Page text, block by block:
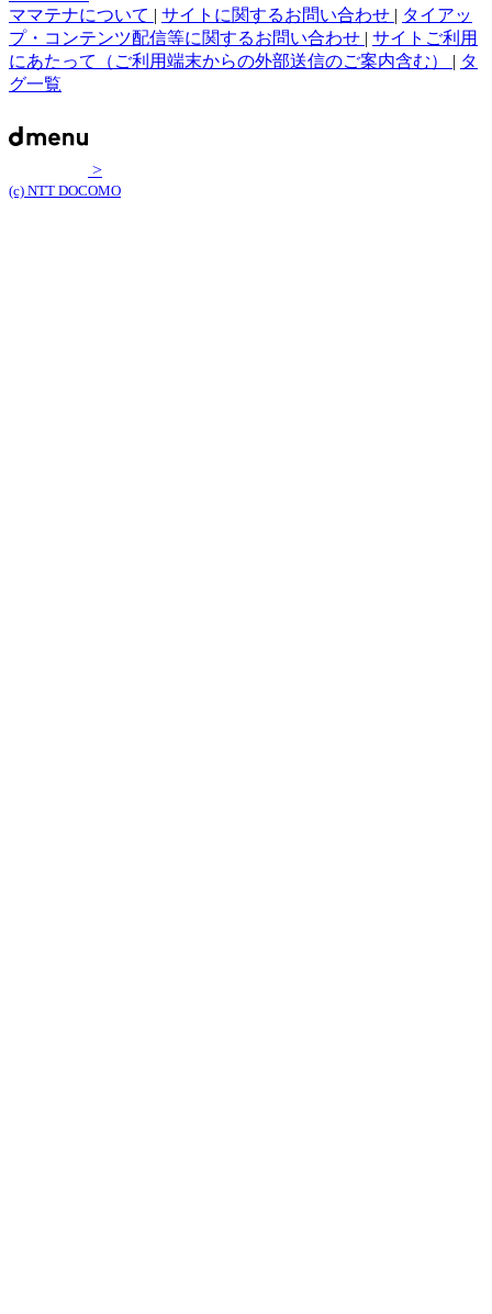
ママテナについて | サイトに関するお問い合わせ | タイアッ
プ・コンテンツ配信等に関するお問い合わせ | サイトご利用
にあたって（ご利用端末からの外部送信のご案内含む） | タ
グ一覧
>
(c) NTT DOCOMO